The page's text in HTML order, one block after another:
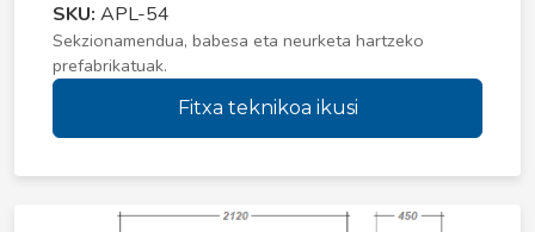
SKU: APL-54
Sekzionamendua, babesa eta neurketa hartzeko
prefabrikatuak.
Fitxa teknikoa ikusi